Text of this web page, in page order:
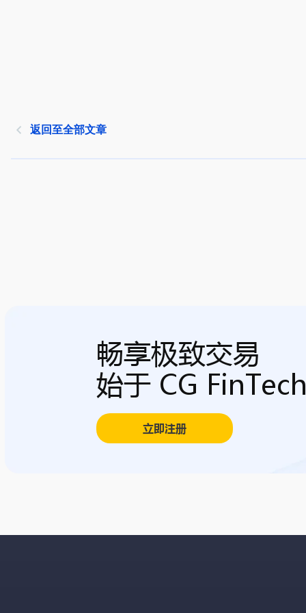
返回至全部文章
畅享极致交易
始于 CG
立即注册